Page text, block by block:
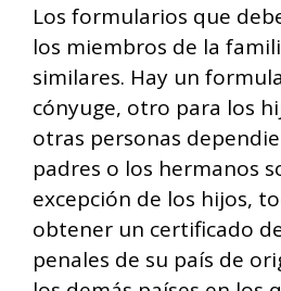
Los formularios que
los miembros de la
similares. Hay un
cónyuge, otro para los
otras personas
padres o los hermanos
excepción de los hijos,
obtener un certificado
penales de su país de